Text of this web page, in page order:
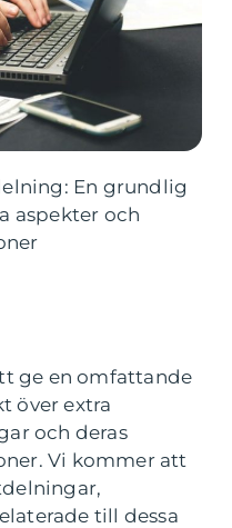
En grundlig
aspekter och
ge en omfattande
över extra
och deras
Vi kommer att
till dessa